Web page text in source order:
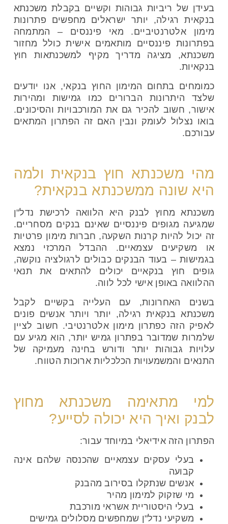
בעידן של ריביות גבוהות וקשיים בקבלת משכנתא
בנקאית רגילה, יותר ישראלים מחפשים פתרונות
מימון אלטרנטיביים. מאי פיננסים – המתמחה
בפתרונות פיננסיים מותאמים אישית כולל מחזור
משכנתא, מציגה מדריך מקיף למשכנתאות חוץ
בנקאיות.
כמומחים בתחום המימון החוץ בנקאי, אנו יודעים
שלצד היתרונות הברורים כמו גמישות ומהירות
אישור, חשוב להכיר גם את המורכבויות והסיכונים.
בואו נצלול לעומק ונבין האם זה הפתרון המתאים
עבורכם.
מהי משכנתא חוץ בנקאית ולמה
היא שונה ממשכנתא בנקאית?
משכנתא מחוץ לבנק היא הלוואה לרכישת נדל"ן
שמגיעה מגופים פיננסיים שאינם בנקים מסחריים.
זה יכול להיות קרנות השקעה, חברות מימון פרטיות
או משקיעים עצמאיים. ההבדל המרכזי נמצא
בגמישות – בעוד הבנקים כבולים לרגולציה נוקשה,
גופים חוץ בנקאיים יכולים להתאים את תנאי
ההלוואה באופן אישי לכל לווה.
בשנים האחרונות, עם העלייה בקשיים לקבל
משכנתא בנקאית רגילה, יותר ויותר אנשים פונים
לאפיק הזה כפתרון מימון אלטרנטיבי. חשוב לציין
שלמרות שמדובר בפתרון גמיש יותר, הוא מגיע עם
עלויות גבוהות יותר ודורש בחינה מעמיקה של
התנאים והמשמעויות הכלכליות ארוכות הטווח.
למי מתאימה משכנתא מחוץ
לבנק ואיך היא יכולה לסייע?
הפתרון הזה אידיאלי במיוחד עבור:
בעלי עסקים עצמאיים שהכנסה שלהם אינה
קבועה
אנשים שנתקלו בסירוב מהבנק
מי שזקוק למימון מהיר
בעלי היסטוריית אשראי מורכבת
משקיעי נדל"ן שמחפשים מסלולים גמישים